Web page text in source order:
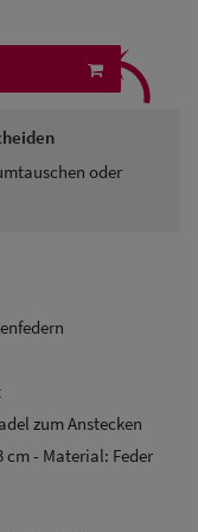
oder
⤹
zum Anstecken
cm - Material: Feder